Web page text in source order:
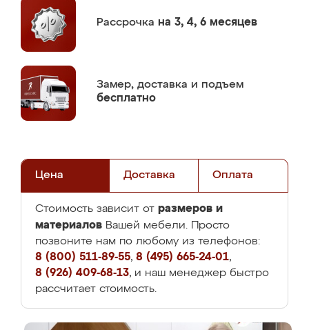
Рассрочка на 3, 4, 6 месяцев
Замер, доставка и подъем
бесплатно
Цена Доставка Оплата
Стоимость зависит от размеров и
материалов Вашей мебели. Просто
позвоните нам по любому из телефонов:
8 (800) 511-89-55, 8 (495) 665-24-01,
8 (926) 409-68-13, и наш менеджер быстро
рассчитает стоимость.